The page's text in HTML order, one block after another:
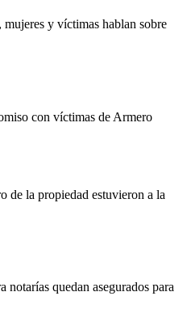
y víctimas hablan sobre
con víctimas de Armero
de la propiedad estuvieron a la
notarías quedan asegurados para